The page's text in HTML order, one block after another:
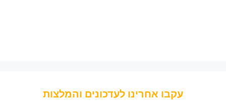
עקבו אחרינו לעדכונים והמלצות